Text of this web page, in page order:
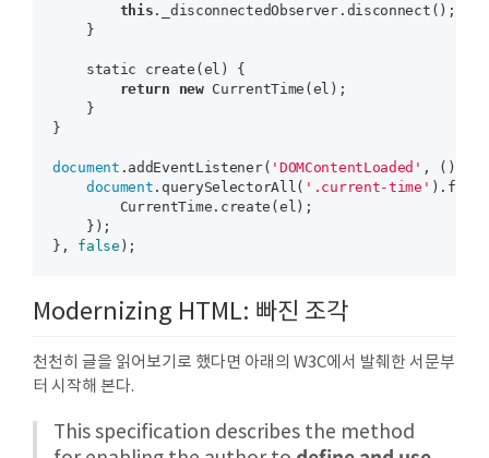
this ._disconnectedObserver.disconnect();
    }
    static create(el) {
return
new CurrentTime(el);
    }
}
document .addEventListener( 'DOMContentLoaded' , () =>
document .querySelectorAll( '.current-time'
        CurrentTime.create(el);
    });
}, false
Modernizing HTML: 빠진 조각
천천히 글을 읽어보기로 했다면 아래의 W3C에서 발췌한 서문부
터 시작해 본다.
This specification describes the method